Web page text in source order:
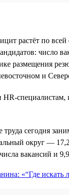
растёт по
число
размещения
и
сегодня
округ —
вакансий и